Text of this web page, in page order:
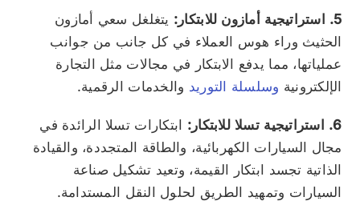
5. استراتيجية أمازون للابتكار:
يتغلغل سعي أمازون
الحثيث وراء هوس العملاء في كل جانب من جوانب
عملياتها، مما يدفع الابتكار في مجالات مثل التجارة
الإلكترونية وسلسلة التوريد والخدمات الرقمية.
6. استراتيجية تسلا للابتكار:
ابتكارات تسلا الرائدة في
مجال السيارات الكهربائية، والطاقة المتجددة، والقيادة
الذاتية تجسد ابتكار القيمة، وتعيد تشكيل صناعة
السيارات وتمهيد الطريق لحلول النقل المستدامة.